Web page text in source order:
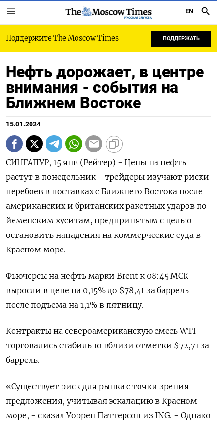
РУССКАЯ СЛУЖБА
EN
Поддержите The Moscow Times ПОДДЕРЖАТЬ
Нефть дорожает, в центре
внимания - события на
Ближнем Востоке
15.01.2024
СИНГАПУР, 15 янв (Рейтер) - Цены на нефть
растут в понедельник - трейдеры изучают риски
перебоев в поставках с Ближнего Востока после
американских и британских ракетных ударов по
йеменским хуситам, предпринятым с целью
остановить нападения на коммерческие суда в
Красном море.
Фьючерсы на нефть марки Brent к 08:45 МСК
выросли в цене на 0,15% до $78,41 за баррель
после подъема на 1,1% в пятницу.
Контракты на североамериканскую смесь WTI
торговались стабильно вблизи отметки $72,71 за
баррель.
«Существует риск для рынка с точки зрения
предложения, учитывая эскалацию в Красном
море, - сказал Уоррен Паттерсон из ING. - Однако